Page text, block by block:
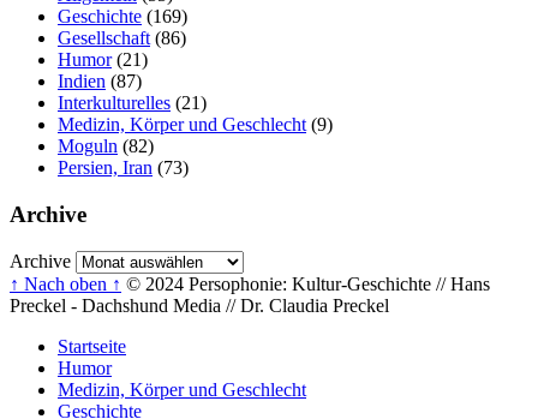
Geschichte (169)
Gesellschaft (86)
Humor(21)
Indien (87)
Interkulturelles (21)
Medizin, Körper und Geschlecht (9)
Moguln (82)
Persien, Iran (73)
Archive
Archive
↑ Nach oben ↑ © 2024 Persophonie: Kultur-Geschichte // Hans
Preckel - Dachshund Media // Dr. Claudia Preckel
Startseite
Humor
Medizin, Körper und Geschlecht
Geschichte